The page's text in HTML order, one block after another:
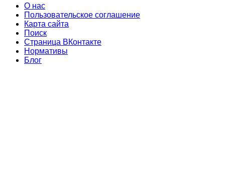
О нас
Пользовательское соглашение
Карта сайта
Поиск
Страница ВКонтакте
Нормативы
Блог